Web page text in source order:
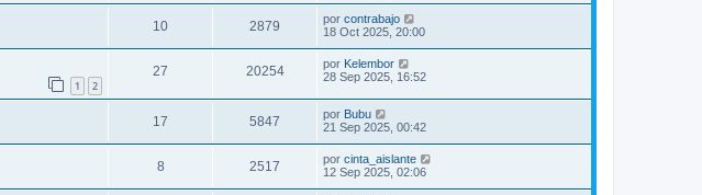
10 2879 por contrabajo
18 Oct 2025, 20:00
1 2
27 20254 por Kelembor
28 Sep 2025, 16:52
17 5847 por Bubu
21 Sep 2025, 00:42
8 2517 por cinta_aislante
12 Sep 2025, 02:06